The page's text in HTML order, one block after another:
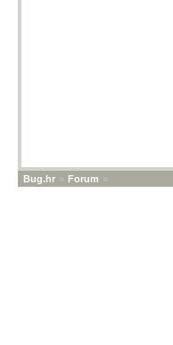
Bug.hr » Forum »